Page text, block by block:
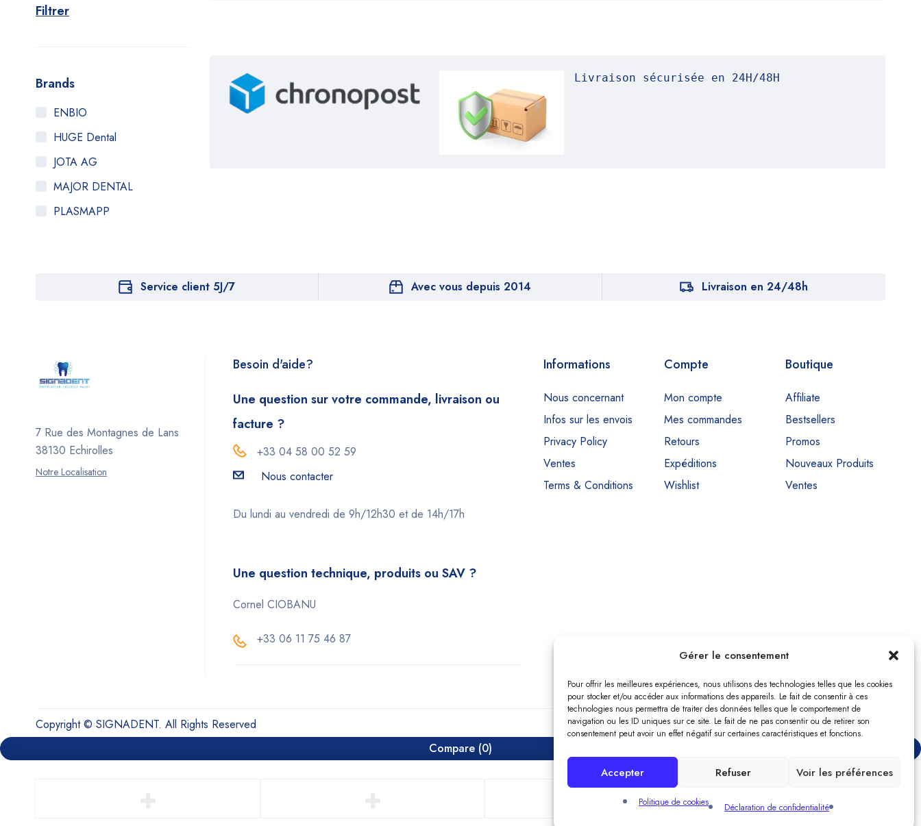
Gérer le consentement
Pour offrir les meilleures expériences, nous utilisons des technologies telles que les cookies
pour stocker et/ou accéder aux informations des appareils. Le fait de consentir à ces
technologies nous permettra de traiter des données telles que le comportement de
navigation ou les ID uniques sur ce site. Le fait de ne pas consentir ou de retirer son
consentement peut avoir un effet négatif sur certaines caractéristiques et fonctions.
Accepter Refuser Voir les préférences
Politique de cookies Déclaration de confidentialité
Filtrer
Brands
ENBIO
HUGE Dental
JOTA AG
MAJOR DENTAL
PLASMAPP
Livraison sécurisée en 24H/48H
Service client 5J/7 Avec vous depuis 2014 Livraison en 24/48h
7 Rue des Montagnes de Lans
38130 Echirolles
Notre Localisation
Besoin d'aide?
Une question sur votre commande, livraison ou
facture ?
+33 04 58 00 52 59
Nous contacter
Du lundi au vendredi de 9h/12h30 et de 14h/17h
Une question technique, produits ou SAV ?
Cornel CIOBANU
+33 06 11 75 46 87
Informations
Nous concernant
Infos sur les envois
Privacy Policy
Ventes
Terms & Conditions
Compte
Mon compte
Mes commandes
Retours
Expéditions
Wishlist
Boutique
Affiliate
Bestsellers
Promos
Nouveaux Produits
Ventes
Copyright © SIGNADENT. All Rights Reserved
Compare (0)
Remove all products